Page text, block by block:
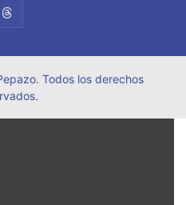
Todos los derechos